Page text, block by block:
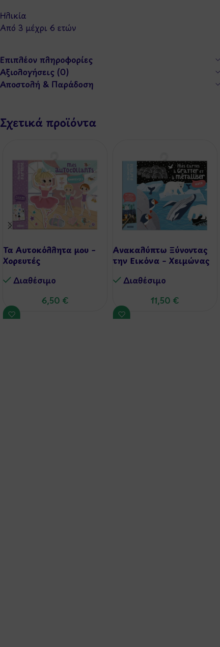
Ηλικία
Από 3 μέχρι 6 ετών
Επιπλέον πληροφορίες
Αξιολογήσεις (0)
Αποστολή & Παράδοση
Σχετικά προϊόντα
Τα Αυτοκόλλητα μου –
Χορευτές
Διαθέσιμo
6,50 €
Ανακαλύπτω Ξύνοντας
την Εικόνα – Χειμώνας
Διαθέσιμo
11,50 €